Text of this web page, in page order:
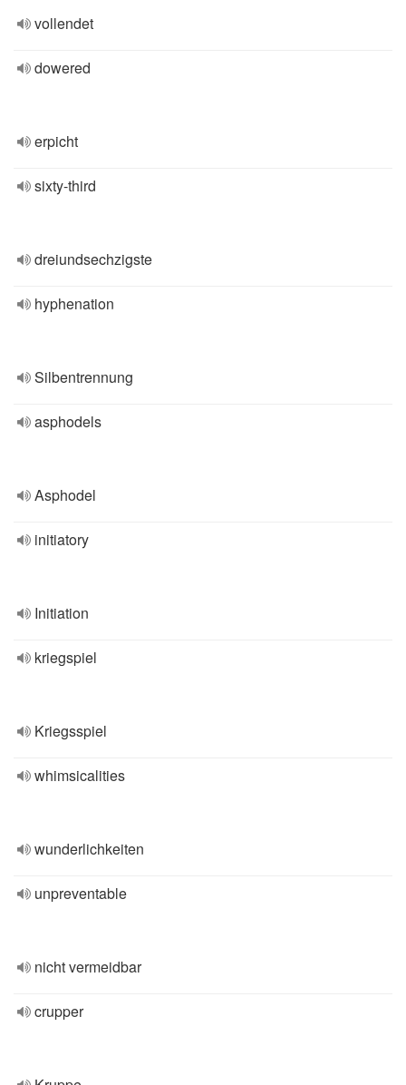
vollendet
dowered
erpicht
sixty-third
dreiundsechzigste
hyphenation
Silbentrennung
asphodels
Asphodel
initiatory
Initiation
kriegspiel
Kriegsspiel
whimsicalities
wunderlichkeiten
unpreventable
nicht vermeidbar
crupper